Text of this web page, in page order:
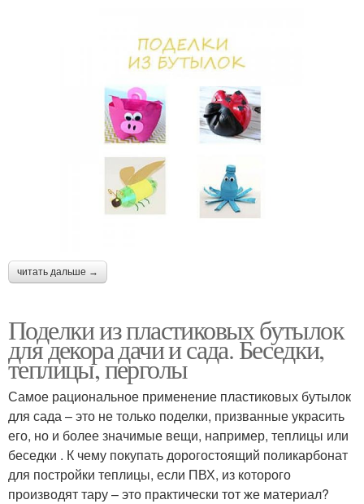
читать дальше →
Поделки из пластиковых бутылок
для декора дачи и сада. Беседки,
теплицы, перголы
Самое рациональное применение пластиковых бутылок
для сада – это не только поделки, призванные украсить
его, но и более значимые вещи, например, теплицы или
беседки . К чему покупать дорогостоящий поликарбонат
для постройки теплицы, если ПВХ, из которого
производят тару – это практически тот же материал?